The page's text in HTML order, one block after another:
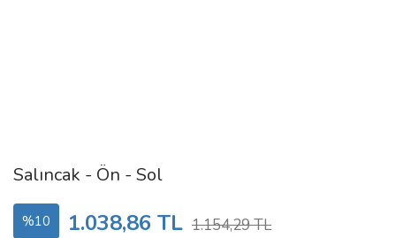
Salıncak - Ön - Sol
%10 1.038,86 TL 1.154,29 TL